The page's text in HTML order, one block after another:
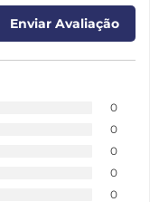
0
0
0
0
0